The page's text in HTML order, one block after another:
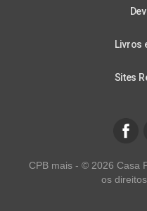
Livros
Sites
CPB mais - © 2026 Casa
os